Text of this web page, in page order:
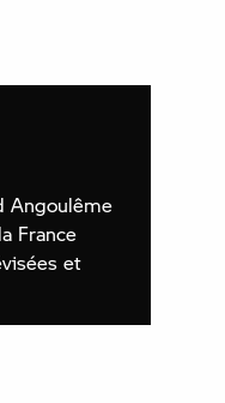
Angoulême
France
et